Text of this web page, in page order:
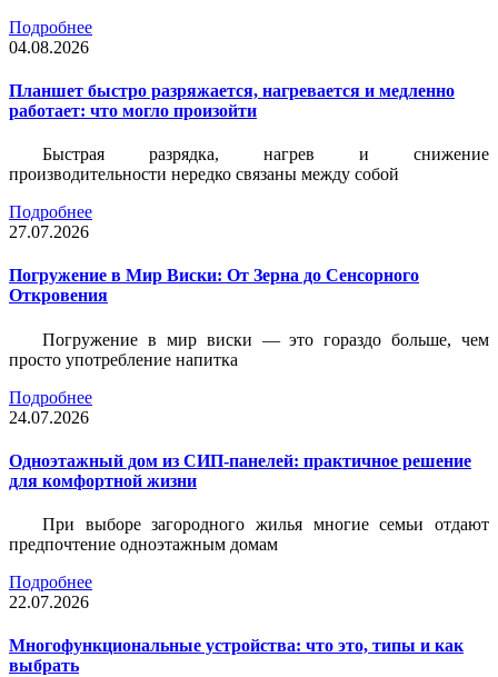
Подробнее
04.08.2026
Планшет быстро разряжается, нагревается и медленно
работает: что могло произойти
Быстрая разрядка, нагрев и снижение
производительности нередко связаны между собой
Подробнее
27.07.2026
Погружение в Мир Виски: От Зерна до Сенсорного
Откровения
Погружение в мир виски — это гораздо больше, чем
просто употребление напитка
Подробнее
24.07.2026
Одноэтажный дом из СИП-панелей: практичное решение
для комфортной жизни
При выборе загородного жилья многие семьи отдают
предпочтение одноэтажным домам
Подробнее
22.07.2026
Многофункциональные устройства: что это, типы и как
выбрать